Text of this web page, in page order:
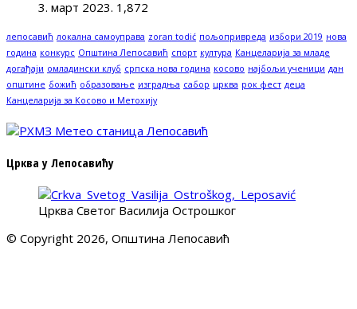
3. март 2023. 1,872
лепосавић локална самоуправа zoran todić пољопривреда избори 2019 нова
година конкурс Општина Лепосавић спорт култура Канцеларија за младе
догађаји омладински клуб српска нова година косово најбољи ученици дан
општине божић образовање изградња сабор црква рок фест деца
Канцеларија за Косово и Метохију
Црква у Лепосавићу
Црква Светог Василија Острошког
© Copyright 2026, Општина Лепосавић